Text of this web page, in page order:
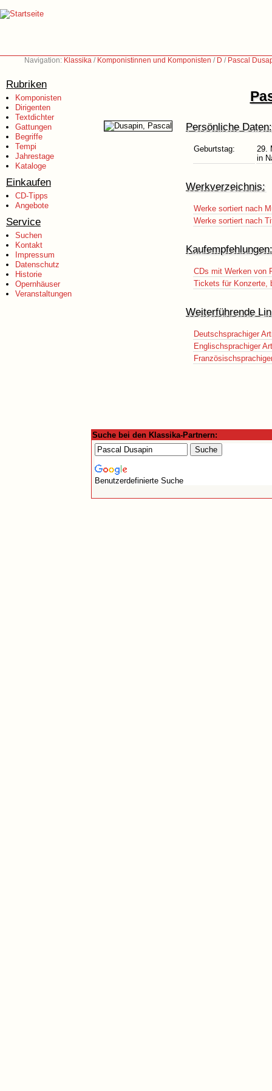
Navigation: Klassika / Komponistinnen und Komponisten / D / Pascal
Rubriken
Komponisten
Dirigenten
Textdichter
Gattungen
Begriffe
Tempi
Jahrestage
Kataloge
Einkaufen
CD-Tipps
Angebote
Service
Suchen
Kontakt
Impressum
Datenschutz
Historie
Opernhäuser
Veranstaltungen
Persönliche Daten:
Geburtstag:
29.
in
Werkverzeichnis:
Werke sortiert nach
Werke sortiert nach
Kaufempfehlungen:
CDs mit Werken von
Tickets für Konzerte,
Weiterführende
Deutschsprachiger
Englischsprachiger
Suche bei den Klassika-Partnern:
Benutzerdefinierte Suche